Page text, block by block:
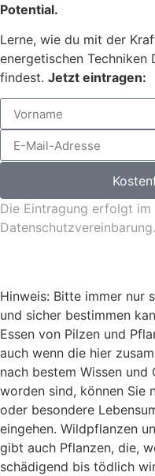
Potential.
Lerne, wie du mit der
energetischen Techniken
findest. Jetzt eintragen:
Die Eintragung erfolgt
Datenschutzvereinbarung.
Hinweis: Bitte immer nur
und sicher bestimmen
Essen von Pilzen und
auch wenn die hier
nach bestem Wissen und
worden sind, können Sie
oder besondere
eingehen. Wildpflanzen
gibt auch Pflanzen, die,
schädigend bis tödlich